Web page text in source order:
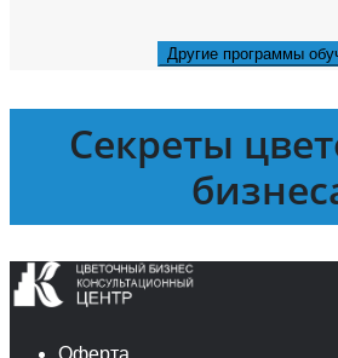
Другие программы
Секреты